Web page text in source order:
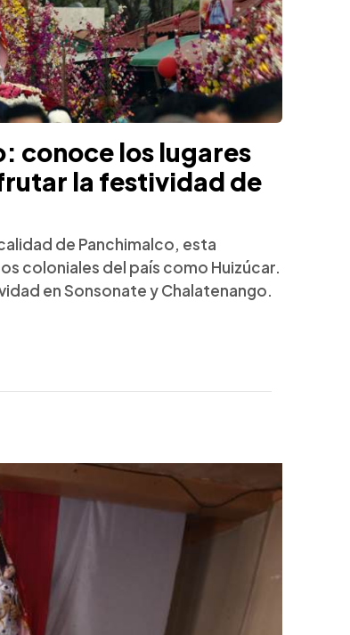
conoce los lugares
la festividad de
de Panchimalco, esta
coloniales del país como Huizúcar.
en Sonsonate y Chalatenango.